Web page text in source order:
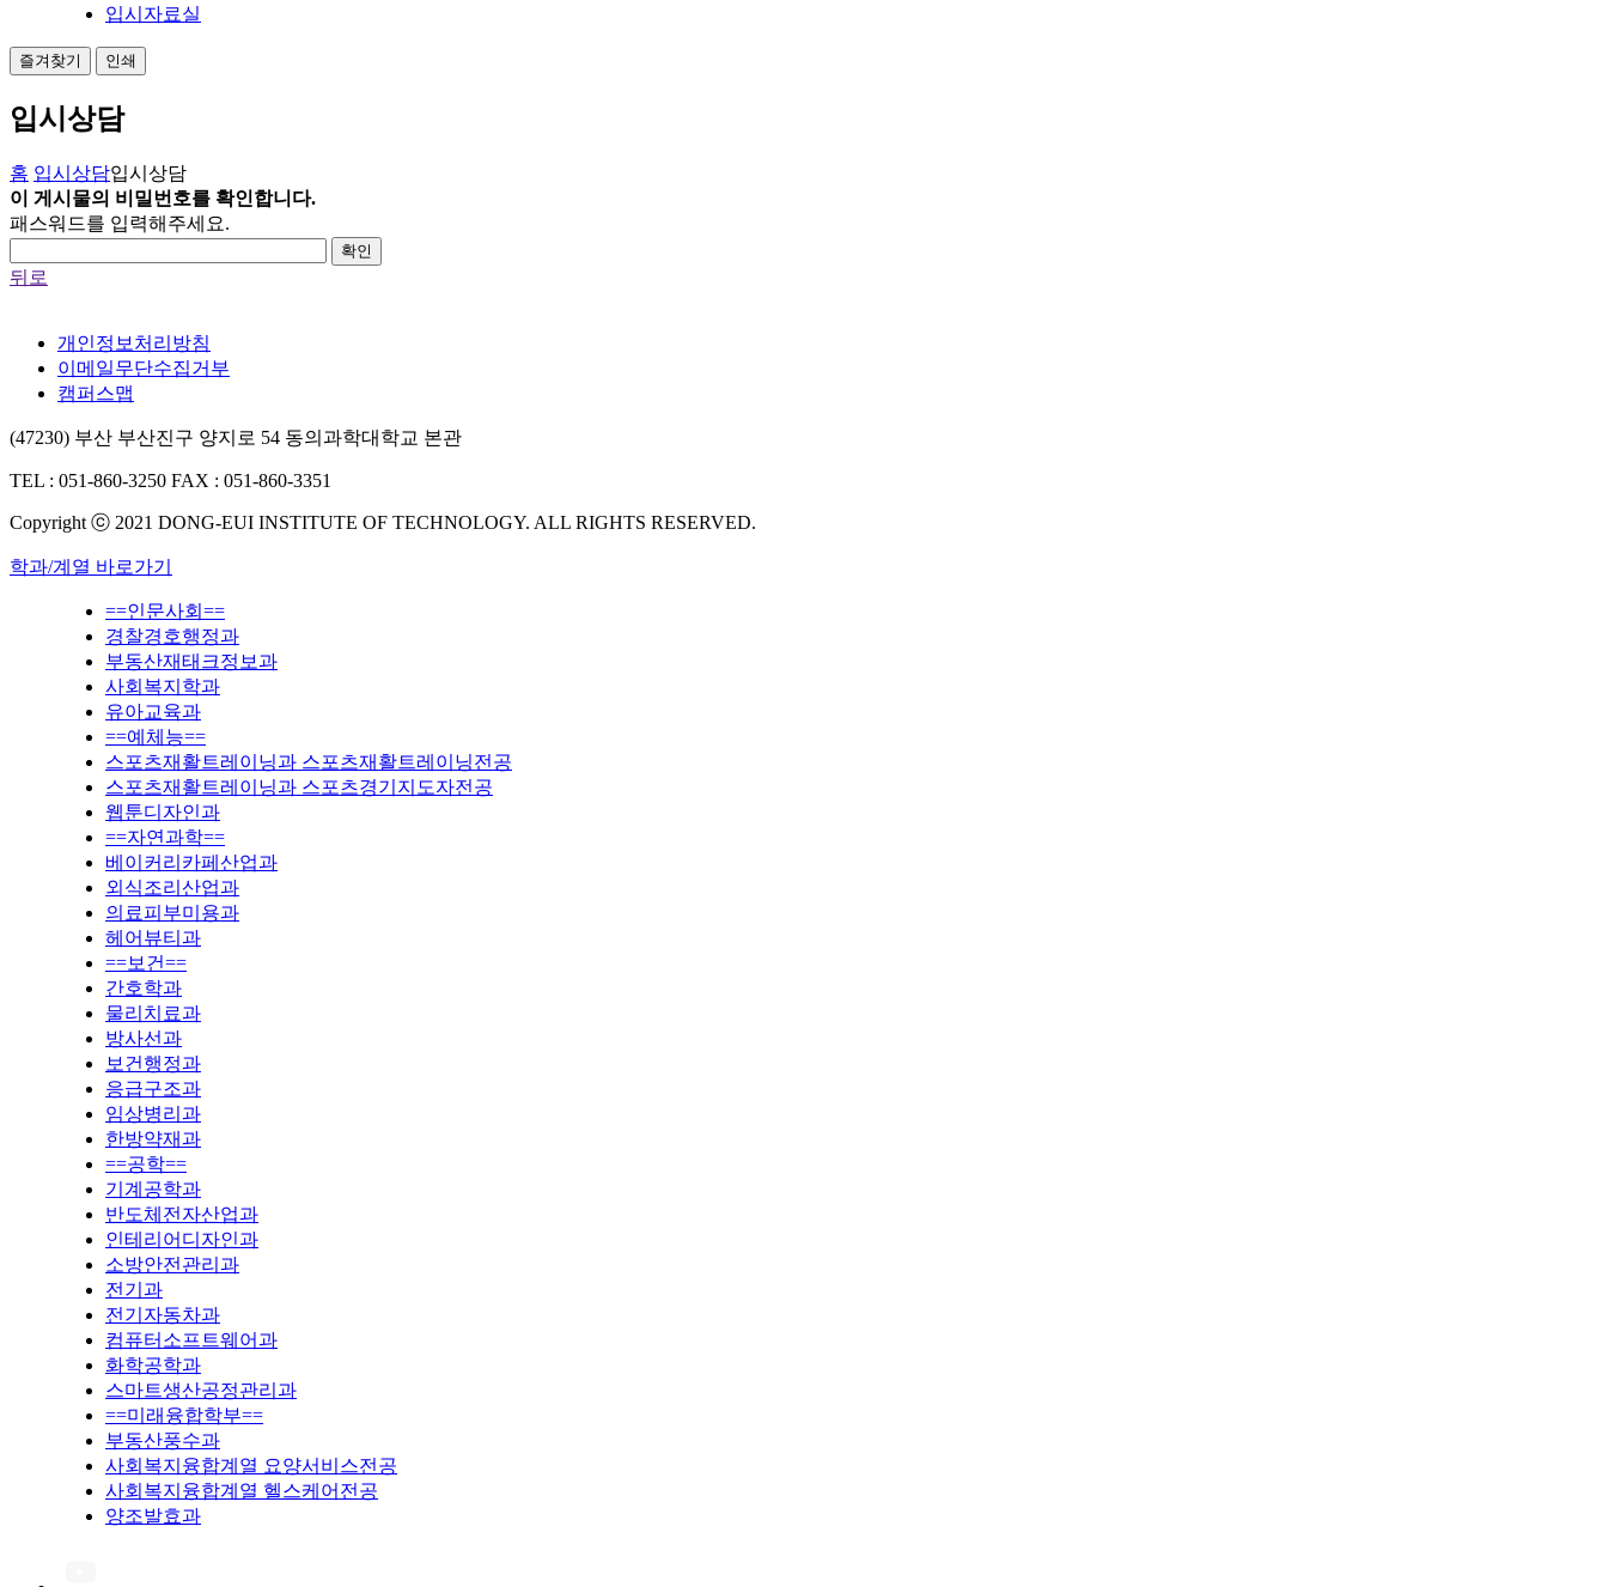
입시자료실
즐겨찾기 인쇄
입시상담
홈 입시상담입시상담
이 게시물의 비밀번호를 확인합니다.
패스워드를 입력해주세요.
확인
뒤로
개인정보처리방침
이메일무단수집거부
캠퍼스맵
(47230) 부산 부산진구 양지로 54 동의과학대학교 본관
TEL : 051-860-3250 FAX : 051-860-3351
Copyright ⓒ 2021 DONG-EUI INSTITUTE OF TECHNOLOGY. ALL RIGHTS RESERVED.
학과/계열 바로가기
==인문사회==
경찰경호행정과
부동산재태크정보과
사회복지학과
유아교육과
==예체능==
스포츠재활트레이닝과 스포츠재활트레이닝전공
스포츠재활트레이닝과 스포츠경기지도자전공
웹툰디자인과
==자연과학==
베이커리카페산업과
외식조리산업과
의료피부미용과
헤어뷰티과
==보건==
간호학과
물리치료과
방사선과
보건행정과
응급구조과
임상병리과
한방약재과
==공학==
기계공학과
반도체전자산업과
인테리어디자인과
소방안전관리과
전기과
전기자동차과
컴퓨터소프트웨어과
화학공학과
스마트생산공정관리과
==미래융합학부==
부동산풍수과
사회복지융합계열 요양서비스전공
사회복지융합계열 헬스케어전공
양조발효과